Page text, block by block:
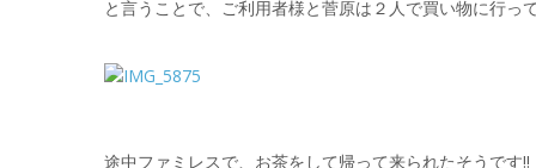
と言うことで、ご利用者様と菅原は２人で買い物に行っ
途中ファミレスで、お茶をして帰って来られたそうです!!